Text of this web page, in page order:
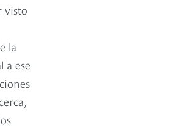
visto
la
a ese